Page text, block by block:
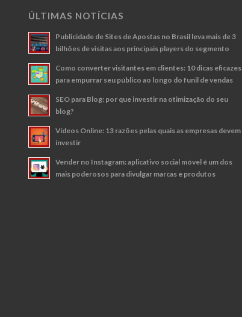
ÚLTIMAS NOTÍCIAS
Publicidade de Sites de Apostas no Brasil leva mais de 3
bilhões de visitas aos principais players do segmento
Como converter visitantes em clientes: 10 dicas eficazes
para empurrar seu público ao longo do funil de vendas
SEO para Blog: por que investir na otimização do seu
blog?
Vídeos Online: 13 razões pelas quais as empresas devem
investir
Vender no Instagram: aplicativo social móvel é um dos
mais poderosos para divulgar marcas e produtos